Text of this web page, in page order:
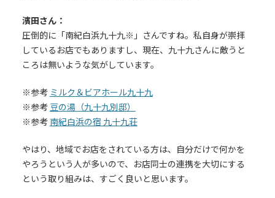
濱田さん：
圧倒的に「南紀白浜九十九※」さんですね。私自身が崇拝
しているお店でもありますし、現在、九十九さんに敵うと
ころは無いような気がしています。
※参考 ミルク＆ビアホール九十九
※参考 豆の湯（九十九別邸）
※参考 南紀白浜の宿 九十九荘
やはり、地域でお店をされている方は、自分だけで何かを
やろうという人が多いので、お店同士の連携を大切にする
という取り組みは、すごく良いと思います。